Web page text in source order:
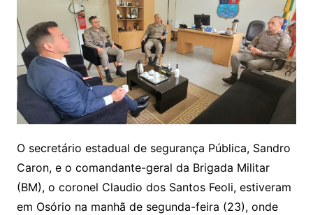
O secretário estadual de segurança Pública, Sandro
Caron, e o comandante-geral da Brigada Militar
(BM), o coronel Claudio dos Santos Feoli, estiveram
em Osório na manhã de segunda-feira (23), onde